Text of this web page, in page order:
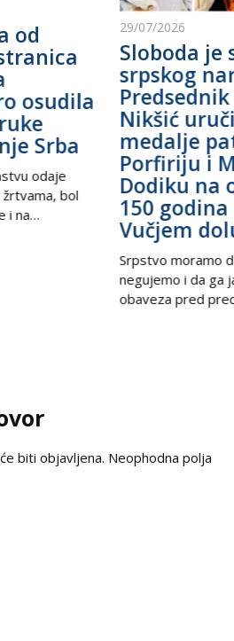
od
osudila
Srba
odaje
bol
i na
29/07/2026
Sloboda je
srpskog
Nikšić
medalje
Porfiriju i
Dodiku na
150
Vučjem
Srpstvo moramo
negujemo i da ga
obaveza pred
biti objavljena. Neophodna polja